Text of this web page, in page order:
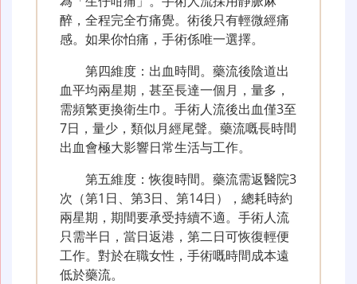
醉，全程完全冇痛覺。術後只有輕微經痛
感。如果你怕痛，手術係唯一選擇。
第四維度：出血時間。藥流後陰道出
血平均兩星期，甚至長達一個月，量多，
需頻繁更換衛生巾。手術人流後出血僅3至
7日，量少，類似月經尾聲。藥流嘅長時間
出血會極大影響日常生活与工作。
第五維度：恢復時間。藥流需返醫院3
次（第1日、第3日、第14日），總耗時約
兩星期，期間要承受持續不適。手術人流
只需半日，當日返港，第二日可恢復輕便
工作。對於在職女性，手術嘅時間成本遠
低於藥流。